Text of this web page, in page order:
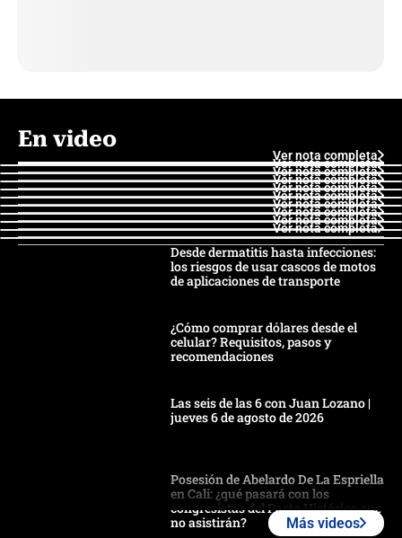
En video
Ver nota completa
Ver nota completa
Ver nota completa
Ver nota completa
Ver nota completa
Ver nota completa
Ver nota completa
Ver nota completa
Ver nota completa
Ver nota completa
Desde dermatitis hasta infecciones:
los riesgos de usar cascos de motos
de aplicaciones de transporte
¿Cómo comprar dólares desde el
celular? Requisitos, pasos y
recomendaciones
Las seis de las 6 con Juan Lozano |
jueves 6 de agosto de 2026
Posesión de Abelardo De La Espriella
en Cali: ¿qué pasará con los
congresistas del Pacto Histórico que
no asistirán?
Más videos